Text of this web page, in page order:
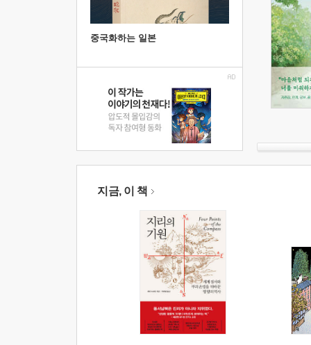
중국화하는 일본
지금, 이 책